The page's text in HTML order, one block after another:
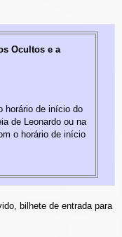
Ocultos e a
horário de início do
de Leonardo ou na
o horário de início
bilhete de entrada para